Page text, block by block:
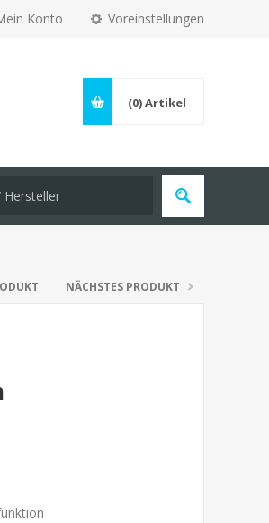
Voreinstellungen
Konto
(0)Artikel
NÄCHSTES PRODUKT